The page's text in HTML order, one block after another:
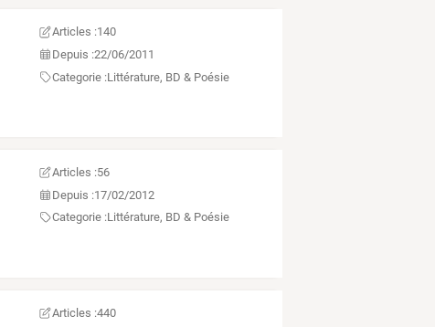
Articles :140
Depuis :22/06/2011
Categorie :Littérature, BD & Poésie
Articles :56
Depuis :17/02/2012
Categorie :Littérature, BD & Poésie
Articles :440